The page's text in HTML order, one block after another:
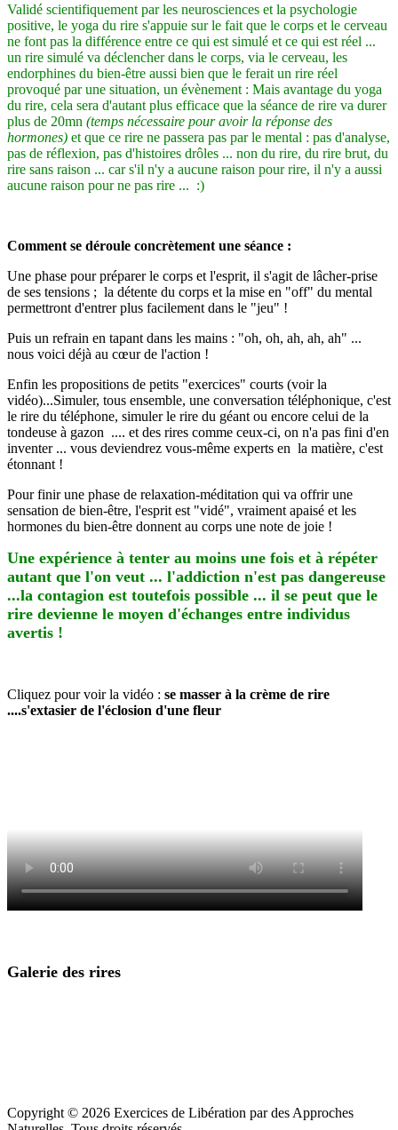
Validé scientifiquement par les neurosciences et la psychologie
positive, le yoga du rire s'appuie sur le fait que le corps et le cerveau
ne font pas la différence entre ce qui est simulé et ce qui est réel ...
un rire simulé va déclencher dans le corps, via le cerveau, les
endorphines du bien-être aussi bien que le ferait un rire réel
provoqué par une situation, un évènement : Mais avantage du yoga
du rire, cela sera d'autant plus efficace que la séance de rire va durer
plus de 20mn (temps nécessaire pour avoir la réponse des
hormones) et que ce rire ne passera pas par le mental : pas d'analyse,
pas de réflexion, pas d'histoires drôles ... non du rire, du rire brut, du
rire sans raison ... car s'il n'y a aucune raison pour rire, il n'y a aussi
aucune raison pour ne pas rire ... :)
Comment se déroule concrètement une séance :
Une phase pour préparer le corps et l'esprit, il s'agit de lâcher-prise
de ses tensions ; la détente du corps et la mise en "off" du mental
permettront d'entrer plus facilement dans le "jeu" !
Puis un refrain en tapant dans les mains : "oh, oh, ah, ah, ah" ...
nous voici déjà au cœur de l'action !
Enfin les propositions de petits "exercices" courts (voir la
vidéo)...Simuler, tous ensemble, une conversation téléphonique, c'est
le rire du téléphone, simuler le rire du géant ou encore celui de la
tondeuse à gazon .... et des rires comme ceux-ci, on n'a pas fini d'en
inventer ... vous deviendrez vous-même experts en la matière, c'est
étonnant !
Pour finir une phase de relaxation-méditation qui va offrir une
sensation de bien-être, l'esprit est "vidé", vraiment apaisé et les
hormones du bien-être donnent au corps une note de joie !
Une expérience à tenter au moins une fois et à répéter
autant que l'on veut ... l'addiction n'est pas dangereuse
...la contagion est toutefois possible ... il se peut que le
rire devienne le moyen d'échanges entre individus
avertis !
Cliquez pour voir la vidéo : se masser à la crème de rire
....s'extasier de l'éclosion d'une fleur
Galerie des rires
Copyright © 2026 Exercices de Libération par des Approches